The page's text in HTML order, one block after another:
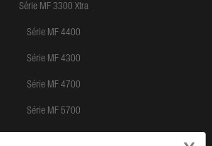
Série MF 3300 Xtra
Série MF 4400
Série MF 4300
Série MF 4700
Série MF 5700